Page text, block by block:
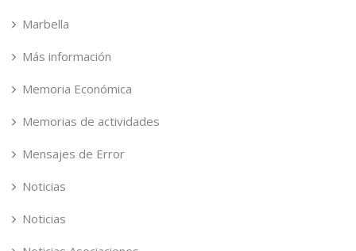
Marbella
Más información
Memoria Económica
Memorias de actividades
Mensajes de Error
Noticias
Noticias